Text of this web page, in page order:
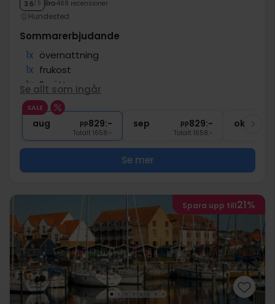
3.6/ 5 Bra 468 recensioner
Hundested
Sommarerbjudande
1x övernattning
1x frukost
1x 2-rättersmeny
1x Snacks före middagen
1x kaffe att ta med
Se allt som ingår
SALE
aug pp829:-
Totalt 1658:-
sep pp829:-
Totalt 1658:-
okt
Se mer
Spara upp till21%